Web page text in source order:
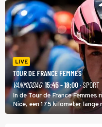
LIVE
TOUR DE FRANCE FEMMES
VANMIDDAG 15:45 - 18:00· SPORT
In de Tour de France Femmes
Nice, een 175 kilometer
midden. Dat is mogelijk niet